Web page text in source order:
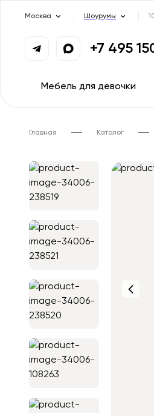
Москва Шоурумы
+7 495
Мебель для девочки
Главная Каталог